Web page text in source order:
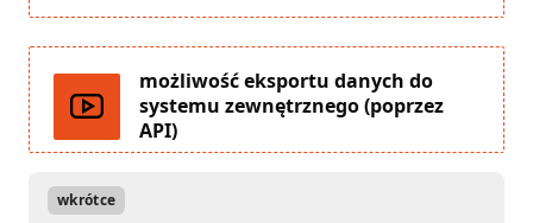
możliwość eksportu danych do
systemu zewnętrznego (poprzez
API)